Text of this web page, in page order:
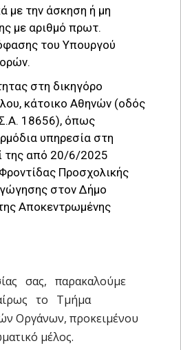
με την άσκηση ή μη
με αριθμό πρωτ.
του Υπουργού
στη δικηγόρο
κάτοικο Αθηνών (οδός
18656), όπως
υπηρεσία στη
της από 20/6/2025
Προσχολικής
στον Δήμο
Αποκεντρωμένης
σας, παρακαλούμε
το Τμήμα
Οργάνων, προκειμένου
μέλος.